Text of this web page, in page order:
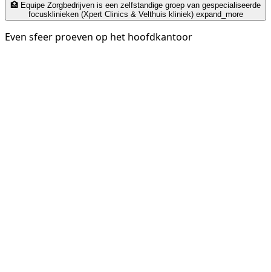
🏥 Equipe Zorgbedrijven is een zelfstandige groep van gespecialiseerde
focusklinieken (Xpert Clinics & Velthuis kliniek) expand_more
Even sfeer proeven op het hoofdkantoor